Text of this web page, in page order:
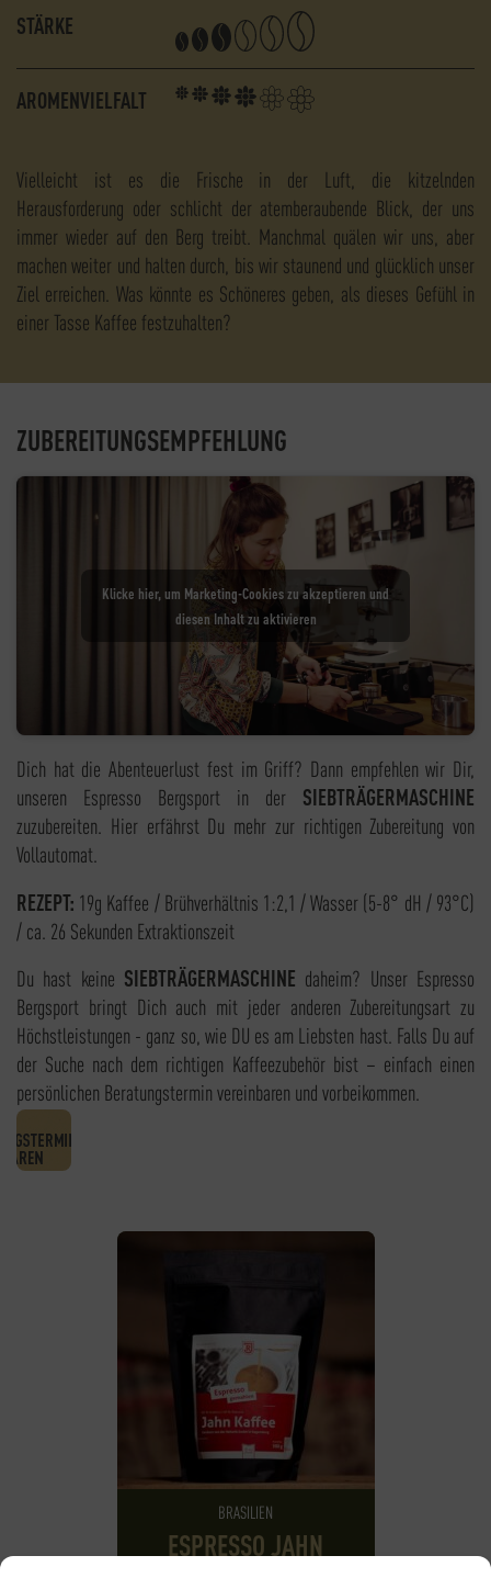
Vielleicht ist es die Frische in der Luft, die kitzelnden
Herausforderung oder schlicht der atemberaubende Blick, der uns
immer wieder auf den Berg treibt. Manchmal quälen wir uns, aber
machen weiter und halten durch, bis wir staunend und glücklich unser
Ziel erreichen. Was könnte es Schöneres geben, als dieses Gefühl in
einer Tasse Kaffee festzuhalten?
STÄRKE
AROMENVIELFALT
ZUBEREITUNGSEMPFEHLUNG
Dich hat die Abenteuerlust fest im Griff? Dann empfehlen wir Dir,
unseren Espresso Bergsport in der SIEBTRÄGERMASCHINE
zuzubereiten. Hier erfährst Du mehr zur richtigen Zubereitung von
Vollautomat.
REZEPT: 19g Kaffee / Brühverhältnis 1:2,1 / Wasser (5-8° dH / 93°C)
/ ca. 26 Sekunden Extraktionszeit
Du hast keine SIEBTRÄGERMASCHINE daheim? Unser Espresso
Bergsport bringt Dich auch mit jeder anderen Zubereitungsart zu
Höchstleistungen - ganz so, wie DU es am Liebsten hast. Falls Du auf
der Suche nach dem richtigen Kaffeezubehör bist – einfach einen
persönlichen Beratungstermin vereinbaren und vorbeikommen.
Klicke hier, um Marketing-Cookies zu akzeptieren und
diesen Inhalt zu aktivieren
BRASILIEN
ESPRESSO JAHN